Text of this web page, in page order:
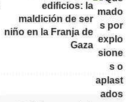
edificios: la
maldición de ser
niño en la Franja de
Gaza